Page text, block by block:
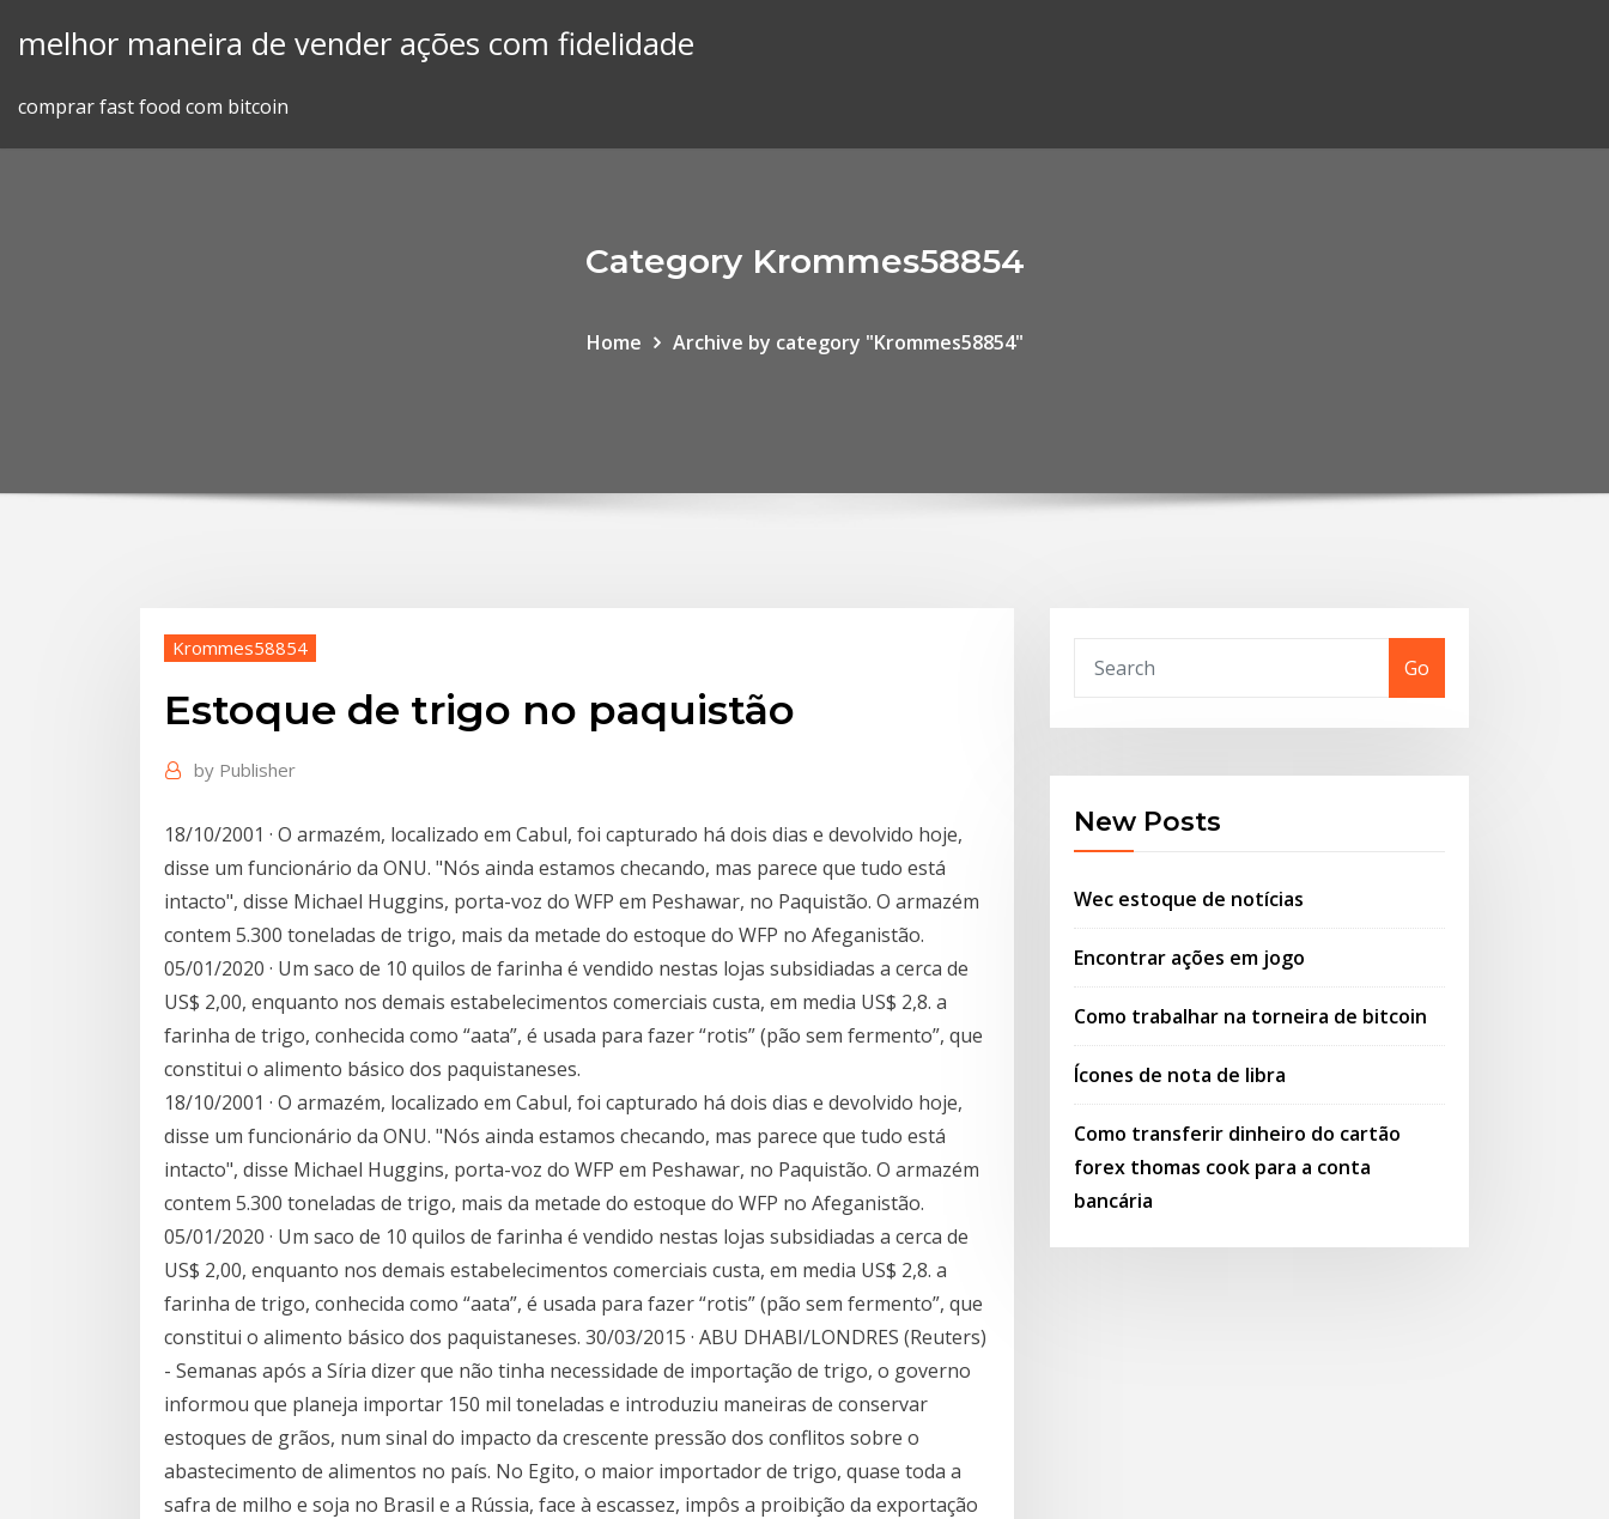
melhor maneira de vender ações com fidelidade
comprar fast food com bitcoin
Category Krommes58854
Home Archive by category "Krommes58854"
Krommes58854
Estoque de trigo no paquistão
by Publisher
18/10/2001 · O armazém, localizado em Cabul, foi capturado há dois dias e devolvido hoje,
disse um funcionário da ONU. "Nós ainda estamos checando, mas parece que tudo está
intacto", disse Michael Huggins, porta-voz do WFP em Peshawar, no Paquistão. O armazém
contem 5.300 toneladas de trigo, mais da metade do estoque do WFP no Afeganistão.
05/01/2020 · Um saco de 10 quilos de farinha é vendido nestas lojas subsidiadas a cerca de
US$ 2,00, enquanto nos demais estabelecimentos comerciais custa, em media US$ 2,8. a
farinha de trigo, conhecida como “aata”, é usada para fazer “rotis” (pão sem fermento”, que
constitui o alimento básico dos paquistaneses.
18/10/2001 · O armazém, localizado em Cabul, foi capturado há dois dias e devolvido hoje,
disse um funcionário da ONU. "Nós ainda estamos checando, mas parece que tudo está
intacto", disse Michael Huggins, porta-voz do WFP em Peshawar, no Paquistão. O armazém
contem 5.300 toneladas de trigo, mais da metade do estoque do WFP no Afeganistão.
05/01/2020 · Um saco de 10 quilos de farinha é vendido nestas lojas subsidiadas a cerca de
US$ 2,00, enquanto nos demais estabelecimentos comerciais custa, em media US$ 2,8. a
farinha de trigo, conhecida como “aata”, é usada para fazer “rotis” (pão sem fermento”, que
constitui o alimento básico dos paquistaneses. 30/03/2015 · ABU DHABI/LONDRES (Reuters)
- Semanas após a Síria dizer que não tinha necessidade de importação de trigo, o governo
informou que planeja importar 150 mil toneladas e introduziu maneiras de conservar
estoques de grãos, num sinal do impacto da crescente pressão dos conflitos sobre o
abastecimento de alimentos no país. No Egito, o maior importador de trigo, quase toda a
safra de milho e soja no Brasil e a Rússia, face à escassez, impôs a proibição da exportação
Go
New Posts
Wec estoque de notícias
Encontrar ações em jogo
Como trabalhar na torneira de bitcoin
Ícones de nota de libra
Como transferir dinheiro do cartão
forex thomas cook para a conta
bancária